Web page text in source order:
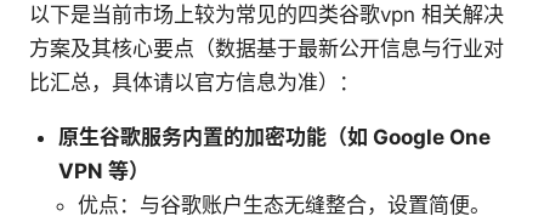
以下是当前市场上较为常见的四类谷歌vpn 相关解决
方案及其核心要点（数据基于最新公开信息与行业对
比汇总，具体请以官方信息为准）：
原生谷歌服务内置的加密功能（如 Google One
VPN 等）
优点：与谷歌账户生态无缝整合，设置简便。